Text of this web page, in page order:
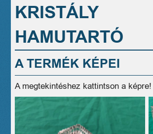
KRISTÁLY
HAMUTARTÓ
A TERMÉK KÉPEI
A megtekintéshez kattintson a képre!